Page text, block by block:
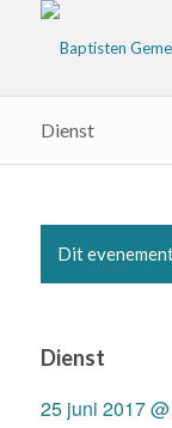
Dienst
Dit
Dienst
25 juni 2017